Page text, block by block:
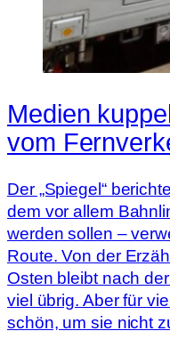
Medien
vom
Der „Spiegel“
dem vor allem
werden sollen –
Route. Von der
Osten bleibt nach
viel übrig. Aber für
schön, um sie nicht